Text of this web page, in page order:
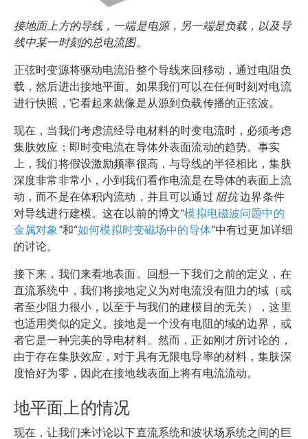
接地面上方的导线，一端是电源，另一端是负载，以及导
线中某一时刻的总电流图。
正弦时变源将驱动电流沿整个导线来回移动，通过电阻负
载，然后进出接地平面。如果我们可以在任何时刻对电流
进行快照，它看起来就像是从源到负载传播的正弦波。
现在，当我们考虑流经导电材料的时变电流时，必须考虑
集肤效应：即时变电流在导体外表面流动的趋势。事实
上，我们将假设激励频率很高，与导线的半径相比，集肤
深度非常非常小，小到我们看作电流是在导体的表面上流
动，而不是在体积内流动，并且可以通过 阻抗边界条件
对导线进行建模。这在以前的博文“模拟电磁波问题中的
金属对象 ”和“如何模拟时变磁场中的导体”中有过更加详细
的讨论。
接下来，我们来看地表面。回想一下我们之前的定义，在
直流系统中，我们将接地定义为对电流没有阻力的域（或
者至少阻力很小，以至于与我们的建模目的无关），这里
也适用类似的定义。接地是一个没有电阻的域的边界，或
者它是一种完美的导电材料。然而，正如刚才所讨论的，
由于存在集肤效应，对于具有无限电导率的材料，集肤深
度恰好为零，因此在接地线表面上将有电流流动。
地平面上的情况
现在，让我们来讨论以下直流系统和波状场系统之间的巨